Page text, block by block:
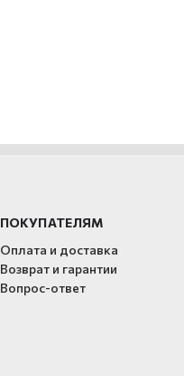
ПОКУПАТЕЛЯМ
Оплата и доставка
Возврат и гарантии
Вопрос-ответ